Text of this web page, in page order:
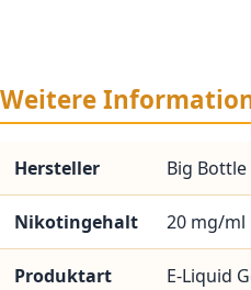
Weitere
Hersteller Big Bottle
Nikotingehalt 20 mg/ml
Produktart E-Liquid